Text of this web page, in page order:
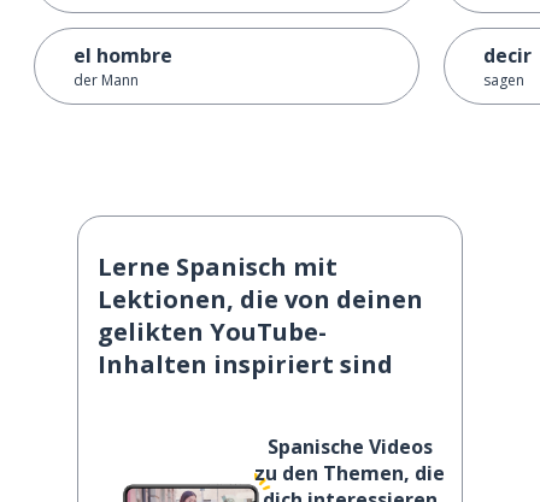
el hombre
der Mann
decir
sagen
Lerne Spanisch mit
Lektionen, die von deinen
gelikten YouTube-
Inhalten inspiriert sind
Spanische Videos
zu den Themen, die